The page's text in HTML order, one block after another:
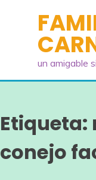
contenido
un amigable
Etiqueta:
conejo